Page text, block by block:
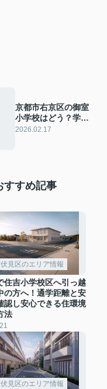
京都市右京区の御室
小学校はどう？学力
や評判口コミから教
2026.02.17
すすめ記事
見区のエリア情報
住吉小学校区へ引っ越
の方へ！通学距離と安
認し安心できる住環境
法
見区のエリア情報